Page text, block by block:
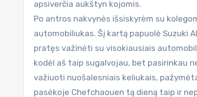
apsiverčia aukštyn kojomis.
Po antros nakvynės išsiskyrėm su
automobiliukas. Šį kartą papuolė Suzuki
pratęs važinėti su visokiausiais
kodėl aš taip sugalvojau, bet pasirinkau
važiuoti nuošalesniais keliukais,
pasėkoje Chefchaouen tą dieną taip ir